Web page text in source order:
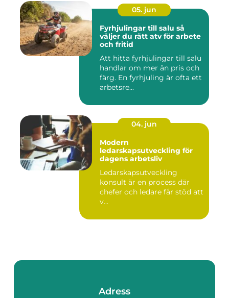
05. jun
Fyrhjulingar till salu så
väljer du rätt atv för arbete
och fritid
Att hitta fyrhjulingar till salu
handlar om mer än pris och
färg. En fyrhjuling är ofta ett
arbetsre...
04. jun
Modern
ledarskapsutveckling för
dagens arbetsliv
Ledarskapsutveckling
konsult är en process där
chefer och ledare får stöd att
v...
Adress